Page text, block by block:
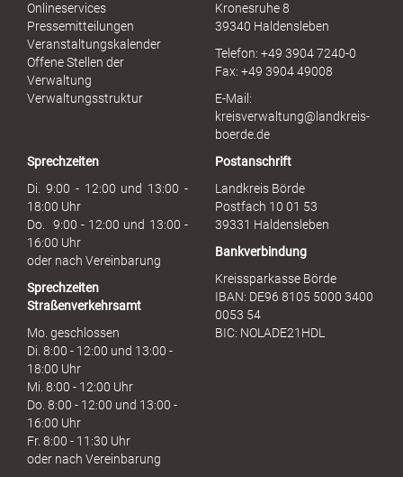
u
h
Onlineservices
Pressemitteilungen
Veranstaltungskalender
Offene Stellen der
Verwaltung
Verwaltungsstruktur
Kronesruhe 8
39340 Haldensleben
Telefon: +49 3904 7240-0
Fax: +49 3904 49008
E-Mail:
kreisverwaltung@landkreis-
boerde.de
Sprechzeiten
Di. 9:00 - 12:00 und 13:00 -
18:00 Uhr
Do. 9:00 - 12:00 und 13:00 -
16:00 Uhr
oder nach Vereinbarung
Sprechzeiten
Straßenverkehrsamt
Mo. geschlossen
Di. 8:00 - 12:00 und 13:00 -
18:00 Uhr
Mi. 8:00 - 12:00 Uhr
Do. 8:00 - 12:00 und 13:00 -
16:00 Uhr
Fr. 8:00 - 11:30 Uhr
oder nach Vereinbarung
Postanschrift
Landkreis Börde
Postfach 10 01 53
39331 Haldensleben
Bankverbindung
Kreissparkasse Börde
IBAN: DE96 8105 5000 3400
0053 54
BIC: NOLADE21HDL